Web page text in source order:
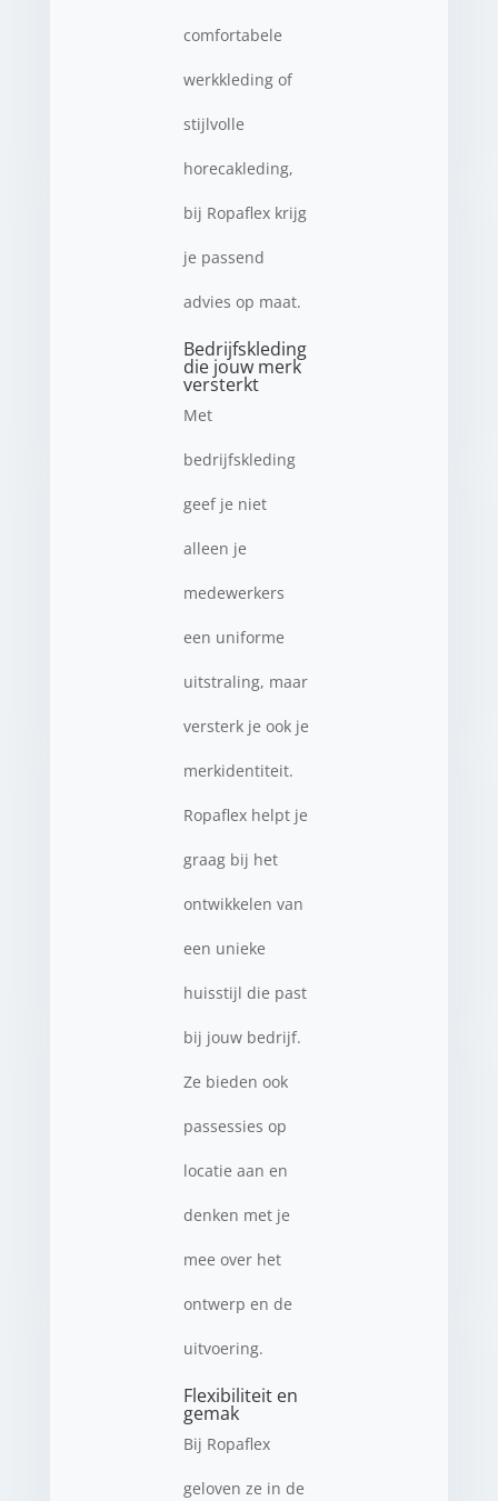
comfortabele
werkkleding of
stijlvolle
horecakleding,
bij Ropaflex krijg
je passend
advies op maat.
Bedrijfskleding
die jouw merk
versterkt
Met
bedrijfskleding
geef je niet
alleen je
medewerkers
een uniforme
uitstraling, maar
versterk je ook je
merkidentiteit.
Ropaflex helpt je
graag bij het
ontwikkelen van
een unieke
huisstijl die past
bij jouw bedrijf.
Ze bieden ook
passessies op
locatie aan en
denken met je
mee over het
ontwerp en de
uitvoering.
Flexibiliteit en
gemak
Bij Ropaflex
geloven ze in de